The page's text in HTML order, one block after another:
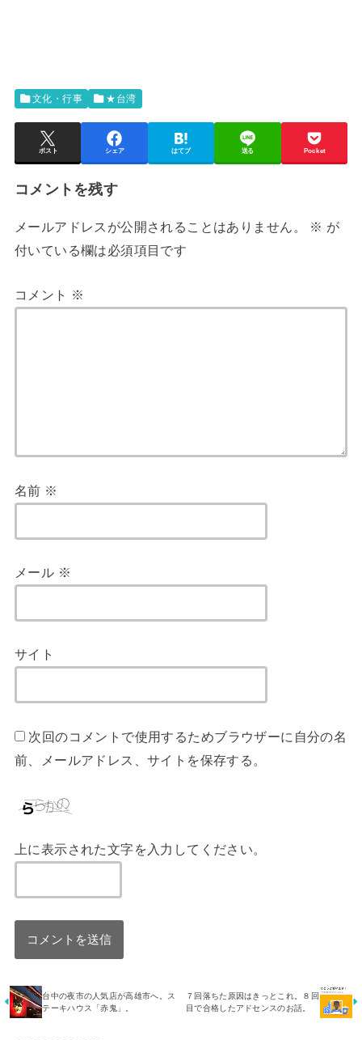
文化・行事 ★台湾
ポスト シェア はてブ 送る Pocket
コメントを残す
メールアドレスが公開されることはありません。 ※ が
付いている欄は必須項目です
コメント ※
名前 ※
メール ※
サイト
次回のコメントで使用するためブラウザーに自分の名
前、メールアドレス、サイトを保存する。
上に表示された文字を入力してください。
台中の夜市の人気店が高雄市へ。ス
テーキハウス「赤鬼」。
７回落ちた原因はきっとこれ。８回
目で合格したアドセンスのお話。